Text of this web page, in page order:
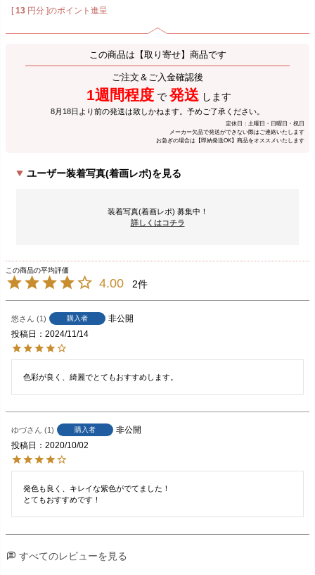
[13 円分 ]のポイント進呈
この商品は【取り寄せ】商品です
ご注文＆ご入金確認後
1週間程度 で 発送 します
8月18日より前の発送は致しかねます。予めご了承ください。
定休日：土曜日・日曜日・祝日
メーカー欠品で発送ができない際はご連絡いたします
お急ぎの場合は【即納発送OK】商品をオススメいたします
ユーザー装着写真(着画レポ)を見る
装着写真(着画レポ) 募集中！
詳しくはコチラ
4.00 2
悠 1 購入者
非公開
投稿日
2024/11/14
色彩が良く、綺麗でとてもおすすめします。
ゆづ 1 購入者
非公開
投稿日
2020/10/02
発色も良く、キレイな紫色がでてました！
とてもおすすめです！
すべてのレビューを見る